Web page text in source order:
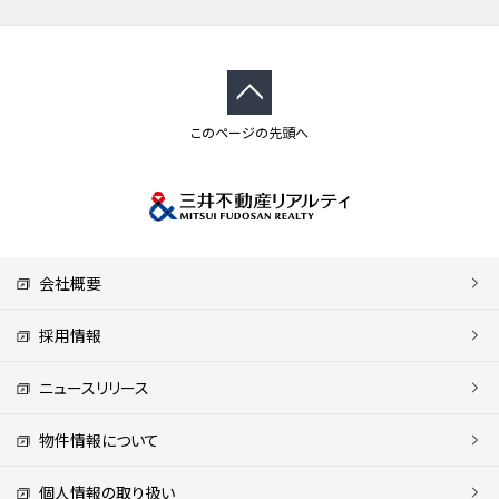
このページの先頭へ
会社概要
採用情報
ニュースリリース
物件情報について
個人情報の取り扱い